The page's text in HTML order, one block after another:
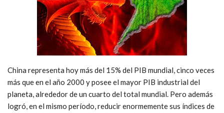
China representa hoy más del 15% del PIB mundial, cinco veces
más que en el año 2000 y posee el mayor PIB industrial del
planeta, alrededor de un cuarto del total mundial. Pero además
logró, en el mismo período, reducir enormemente sus índices de